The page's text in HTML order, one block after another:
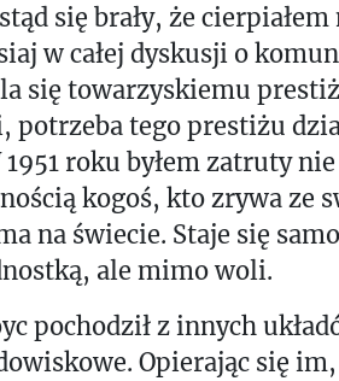
się brały, że
w całej dyskusji o
się towarzyskiemu
potrzeba tego prestiżu
roku byłem zatruty
kogoś, kto zrywa ze
na świecie. Staje się
ale mimo woli.
pochodził z innych
Opierając się im,